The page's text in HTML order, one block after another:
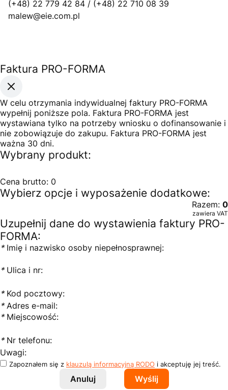
(+48) 22 779 42 84 / (+48) 22 710 08 39
malew@eie.com.pl
Faktura PRO-FORMA
W celu otrzymania indywidualnej faktury PRO-FORMA
wypełnij poniższe pola. Faktura PRO-FORMA jest
wystawiana tylko na potrzeby wniosku o dofinansowanie i
nie zobowiązuje do zakupu. Faktura PRO-FORMA jest
ważna 30 dni.
Wybrany produkt:
Cena brutto: 0
Wybierz opcje i wyposażenie dodatkowe:
Razem: 0
zawiera VAT
Uzupełnij dane do wystawienia faktury PRO-
FORMA:
*Imię i nazwisko osoby niepełnosprawnej:
*Ulica i nr:
*Kod pocztowy:
*Adres e-mail:
*Miejscowość:
*Nr telefonu:
Uwagi:
Zapoznałem się z klauzulą informacyjną RODO i akceptuję jej treść.
Anuluj Wyślij